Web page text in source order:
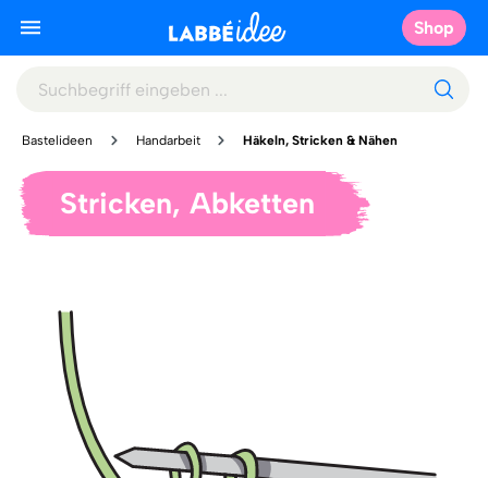
Shop
Bastelideen Handarbeit Häkeln, Stricken & Nähen
Stricken, Abketten